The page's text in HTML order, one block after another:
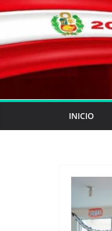
INICIO